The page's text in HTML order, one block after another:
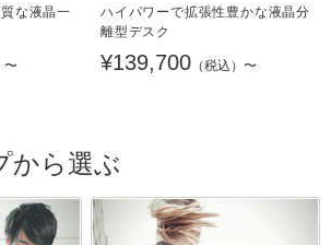
な液晶一
〜
ハイパワーで拡張性豊かな液晶分
離型デスク
¥139,700 （税込）〜
から選ぶ